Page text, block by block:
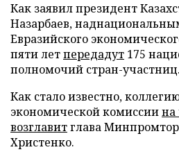
Как заявил президент
Назарбаев,
Евразийского
пяти летпередадут 175
полномочий стран-участниц.
Как стало известно,
экономической комиссиина
возглавитглава
Христенко.